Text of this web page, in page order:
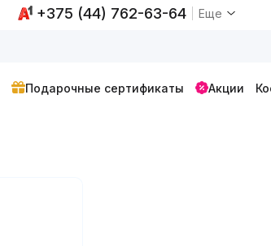
+375 (44) 762-63-64 Еще
Подарочные сертификаты Акции